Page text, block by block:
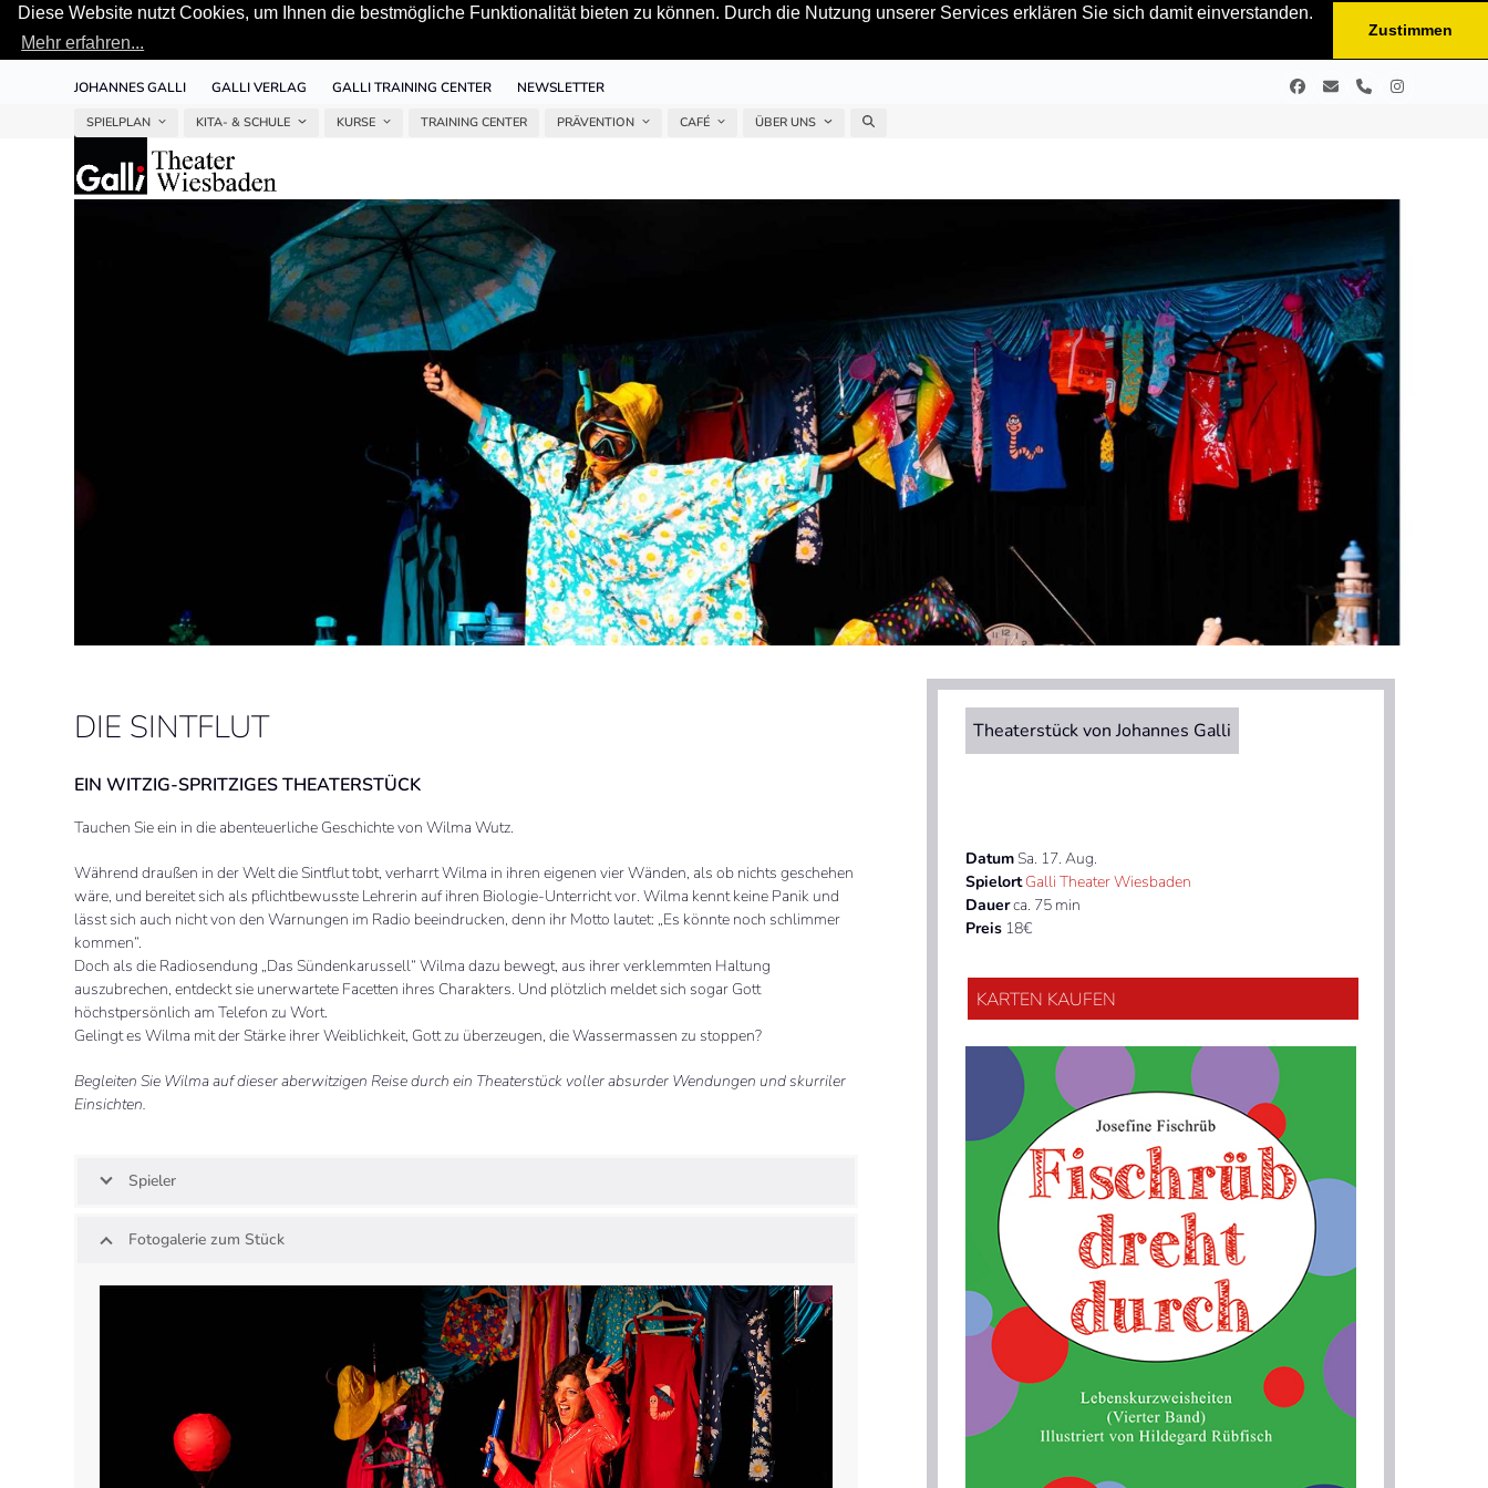
Diese Website nutzt Cookies, um Ihnen die bestmögliche Funktionalität bieten zu können. Durch die Nutzung unserer Services erklären Sie sich damit einverstanden.
Mehr erfahren...
Zustimmen
JOHANNES GALLI GALLI VERLAG GALLI TRAINING CENTER NEWSLETTER Facebook
E- TelefonInstagram
SPIELPLAN KITA- & SCHULE KURSE TRAINING CENTER PRÄVENTION CAFÉ ÜBER UNS
DIE SINTFLUT
EIN WITZIG-SPRITZIGES THEATERSTÜCK
Tauchen Sie ein in die abenteuerliche Geschichte von Wilma Wutz.
Während draußen in der Welt die Sintflut tobt, verharrt Wilma in ihren eigenen vier Wänden, als ob nichts geschehen
wäre, und bereitet sich als pflichtbewusste Lehrerin auf ihren Biologie-Unterricht vor. Wilma kennt keine Panik und
lässt sich auch nicht von den Warnungen im Radio beeindrucken, denn ihr Motto lautet: „Es könnte noch schlimmer
kommen“.
Doch als die Radiosendung „Das Sündenkarussell“ Wilma dazu bewegt, aus ihrer verklemmten Haltung
auszubrechen, entdeckt sie unerwartete Facetten ihres Charakters. Und plötzlich meldet sich sogar Gott
höchstpersönlich am Telefon zu Wort.
Gelingt es Wilma mit der Stärke ihrer Weiblichkeit, Gott zu überzeugen, die Wassermassen zu stoppen?
Begleiten Sie Wilma auf dieser aberwitzigen Reise durch ein Theaterstück voller absurder Wendungen und skurriler
Einsichten.
Spieler
Fotogalerie zum Stück
Theaterstück von Johannes Galli
DatumSa. 17. Aug.
Spielort Galli Theater Wiesbaden
Dauerca. 75 min
Preis 18€
KARTEN KAUFEN